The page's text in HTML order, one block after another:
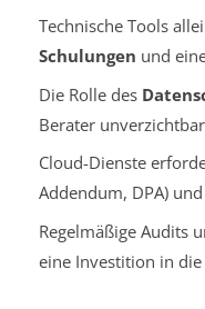
Technische Tools
Schulungen und
Die Rolle des
Berater
Cloud-Dienste
Addendum, DPA)
Regelmäßige Audits
eine Investition in